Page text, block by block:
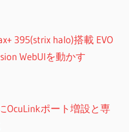
395(strix halo)搭載 EVO
WebUIを動かす
OcuLinkポート増設と専